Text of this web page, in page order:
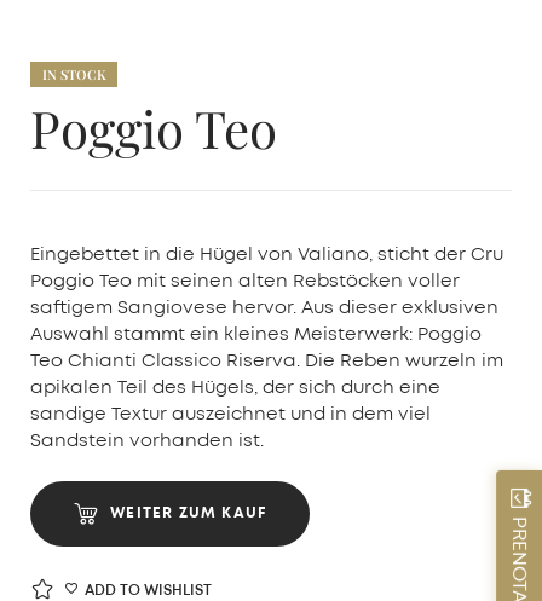
IN STOCK
Poggio Teo
Eingebettet in die Hügel von Valiano, sticht der Cru
Poggio Teo mit seinen alten Rebstöcken voller
saftigem Sangiovese hervor. Aus dieser exklusiven
Auswahl stammt ein kleines Meisterwerk: Poggio
Teo Chianti Classico Riserva. Die Reben wurzeln im
apikalen Teil des Hügels, der sich durch eine
sandige Textur auszeichnet und in dem viel
Sandstein vorhanden ist.
WEITER ZUM KAUF
ADD TO WISHLIST